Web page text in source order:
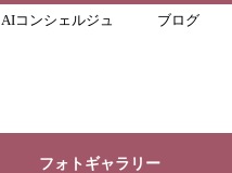
AIコンシェルジュ ブログ
フォトギャラリー